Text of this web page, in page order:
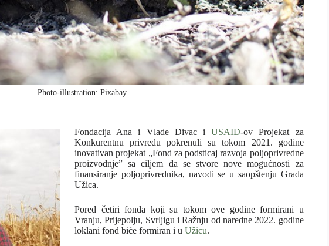
Photo-illustration: Pixabay
Fondacija Ana i Vlade Divac iUSAID-ov Projekat za
Konkurentnu privredu pokrenuli su tokom 2021. godine
inovativan projekat „Fond za podsticaj razvoja poljoprivredne
proizvodnje” sa ciljem da se stvore nove mogućnosti za
finansiranje poljoprivrednika, navodi se u saopštenju Grada
Užica.
Pored četiri fonda koji su tokom ove godine formirani u
Vranju, Prijepolju, Svrljigu i Ražnju od naredne 2022. godine
loklani fond biće formiran i u Užicu.